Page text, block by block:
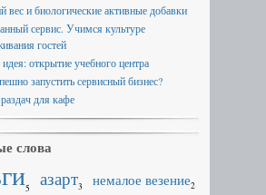
вес и биологические активные добавки
сервис. Учимся культуре
гостей
идея: открытие учебного центра
запустить сервисный бизнес?
для кафе
слова
5 азарт3 немалое везение2